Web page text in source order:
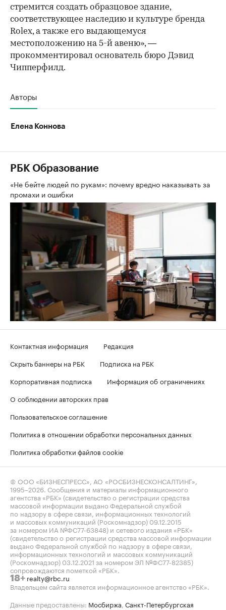
стремится создать образцовое здание,
соответствующее наследию и культуре бренда
Rolex, а также его выдающемуся
местоположению на 5-й авеню», —
прокомментировал основатель бюро Дэвид
Чипперфилд.
Авторы
Елена Коннова
РБК Образование
«Не бейте людей по рукам»: почему вредно наказывать за
промахи и ошибки
Контактная информация
Редакция
Скрыть баннеры на РБК
Подписка на РБК
Корпоративная подписка
Информация об ограничениях
О соблюдении авторских прав
Пользовательское соглашение
Политика в отношении обработки персональных данных
Политика обработки файлов cookie
© ООО «БИЗНЕСПРЕСС», АО «РОСБИЗНЕСКОНСАЛТИНГ»,
1995–2026 . Сообщения и материалы информационного
агентства «РБК» (свидетельство о регистрации средства
массовой информации выдано Федеральной службой
по надзору в сфере связи, информационных технологий
и массовых коммуникаций (Роскомнадзор) 09.12.2015
за номером ИА №ФС77-63848) и сетевого издания «РБК»
(свидетельство о регистрации средства массовой информации
выдано Федеральной службой по надзору в сфере связи,
информационных технологий и массовых коммуникаций
(Роскомнадзор) 03.12.2021 за номером ЭЛ №ФС77-82385)
сопровождаются пометкой «РБК».
18+ realty@rbc.ru
Владельцем сайта является информационное агентство «РБК».
Данные предоставлены: Мосбиржа Санкт-Петербургская